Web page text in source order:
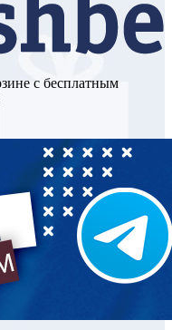
с бесплатным